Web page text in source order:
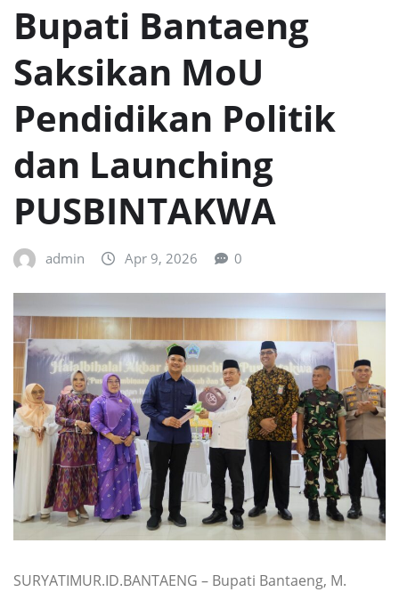
Bupati Bantaeng
Saksikan MoU
Pendidikan Politik
dan Launching
PUSBINTAKWA
admin Apr 9, 2026 0
SURYATIMUR.ID.BANTAENG – Bupati Bantaeng, M.